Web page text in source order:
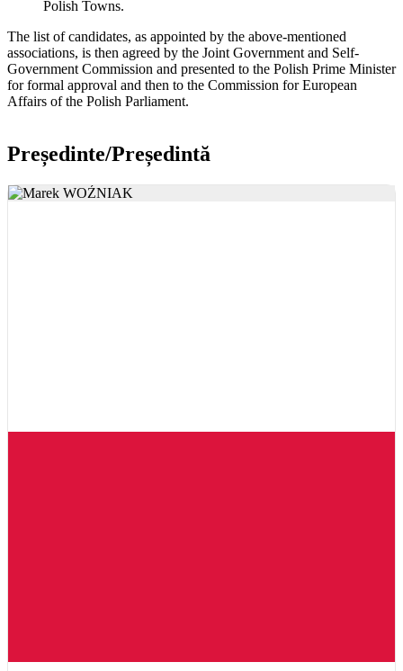
Polish Towns.
The list of candidates, as appointed by the above-mentioned
associations, is then agreed by the Joint Government and Self-
Government Commission and presented to the Polish Prime Minister
for formal approval and then to the Commission for European
Affairs of the Polish Parliament.​
Președinte/Președintă